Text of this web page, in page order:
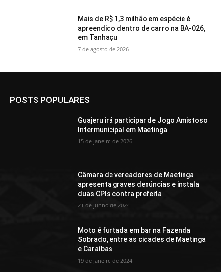
Mais de R$ 1,3 milhão em espécie é
apreendido dentro de carro na BA-026,
em Tanhaçu
7 de agosto de 2026
POSTS POPULARES
Guajeru irá participar de Jogo Amistoso
Intermunicipal em Maetinga
15 de janeiro de 2026
Câmara de vereadores de Maetinga
apresenta graves denúncias e instala
duas CPIs contra prefeita
21 de junho de 2024
Moto é furtada em bar na Fazenda
Sobrado, entre as cidades de Maetinga
e Caraíbas
19 de janeiro de 2024